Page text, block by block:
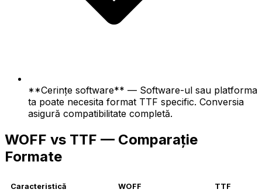
**Cerințe software** — Software-ul sau platforma
ta poate necesita format TTF specific. Conversia
asigură compatibilitate completă.
WOFF vs TTF — Comparație
Formate
Caracteristică WOFF TTF